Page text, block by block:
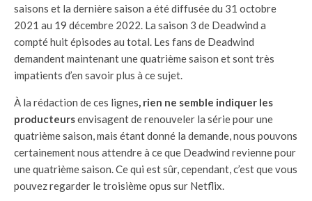
saisons et la dernière saison a été diffusée du 31 octobre
2021 au 19 décembre 2022. La saison 3 de Deadwind a
compté huit épisodes au total. Les fans de Deadwind
demandent maintenant une quatrième saison et sont très
impatients d’en savoir plus à ce sujet.
À la rédaction de ces lignes, rien ne semble indiquer les
producteursenvisagent de renouveler la série pour une
quatrième saison, mais étant donné la demande, nous pouvons
certainement nous attendre à ce que Deadwind revienne pour
une quatrième saison. Ce qui est sûr, cependant, c’est que vous
pouvez regarder le troisième opus sur Netflix.